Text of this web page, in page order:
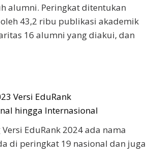
alumni. Peringkat ditentukan
43,2 ribu publikasi akademik
16 alumni yang diakui, dan
Versi EduRank
hingga Internasional
EduRank 2024 ada nama
di peringkat 19 nasional dan juga